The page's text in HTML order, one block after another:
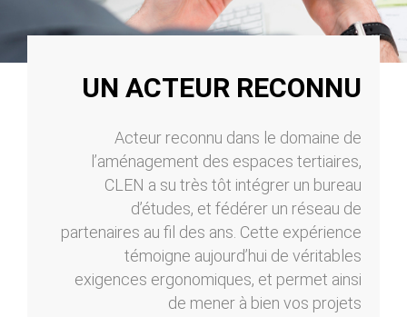
UN ACTEUR RECONNU
Acteur reconnu dans le domaine de
l’aménagement des espaces tertiaires,
CLEN a su très tôt intégrer un bureau
d’études, et fédérer un réseau de
partenaires au fil des ans. Cette expérience
témoigne aujourd’hui de véritables
exigences ergonomiques, et permet ainsi
de mener à bien vos projets